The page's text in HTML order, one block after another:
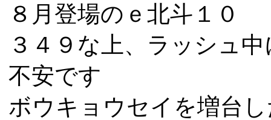
８月登場のｅ北斗１０
３４９な上、ラッシュ
不安です
ボウキョウセイを増台